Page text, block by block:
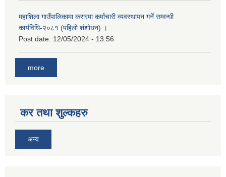
महाशिला गाउँपालिकामा करारमा कर्माचारी व्यवस्थापन गर्ने सम्वन्धी
कार्यविधि-२०८१ (पहिलो शंशोधन) ।
Post date: 12/05/2024 - 13:56
more
कर तथा शुल्कहरु
अन्य